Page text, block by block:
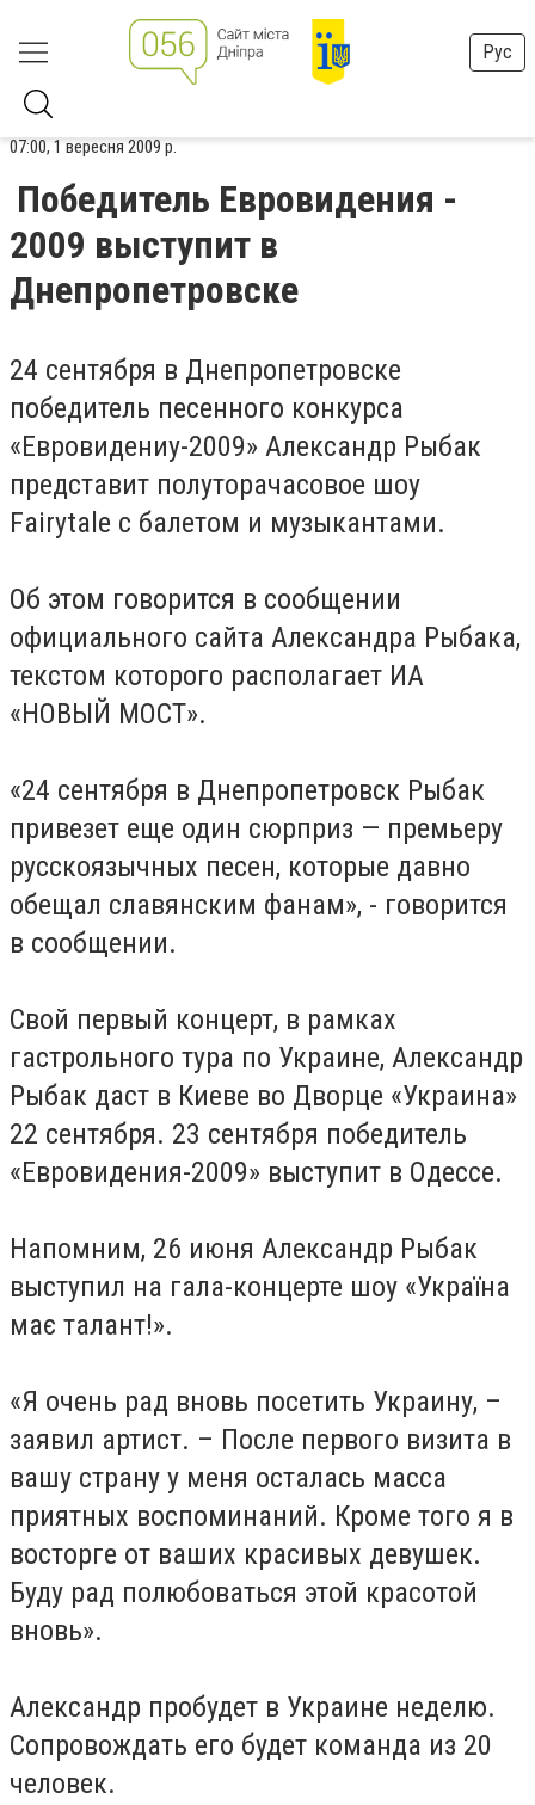
Рус
07:00, 1 вересня 2009 р.
Победитель Евровидения -
2009 выступит в
Днепропетровске
24 сентября в Днепропетровске
победитель песенного конкурса
«Евровидениу-2009» Александр Рыбак
представит полуторачасовое шоу
Fairytale с балетом и музыкантами.
Об этом говорится в сообщении
официального сайта Александра Рыбака,
текстом которого располагает ИА
«НОВЫЙ МОСТ».
«24 сентября в Днепропетровск Рыбак
привезет еще один сюрприз — премьеру
русскоязычных песен, которые давно
обещал славянским фанам», - говорится
в сообщении.
Свой первый концерт, в рамках
гастрольного тура по Украине, Александр
Рыбак даст в Киеве во Дворце «Украина»
22 сентября. 23 сентября победитель
«Евровидения-2009» выступит в Одессе.
Напомним, 26 июня Александр Рыбак
выступил на гала-концерте шоу «Україна
має талант!».
«Я очень рад вновь посетить Украину, –
заявил артист. – После первого визита в
вашу страну у меня осталась масса
приятных воспоминаний. Кроме того я в
восторге от ваших красивых девушек.
Буду рад полюбоваться этой красотой
вновь».
Александр пробудет в Украине неделю.
Сопровождать его будет команда из 20
человек.